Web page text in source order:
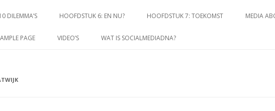
DILEMMA’S HOOFDSTUK 6: EN NU? HOOFDSTUK 7: TOEKOMST MEDIA
PAGE VIDEO’S WAT IS SOCIALMEDIADNA?